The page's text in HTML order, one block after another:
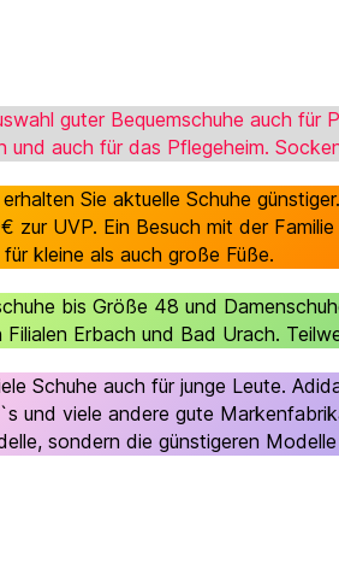
guter Bequemschuhe auch für
und auch für das Pflegeheim.
Sie aktuelle Schuhe
zur UVP. Ein Besuch mit der
kleine als auch große Füße.
bis Größe 48 und
Filialen Erbach und Bad Urach.
Schuhe auch für junge Leute.
und viele andere gute
sondern die günstigeren